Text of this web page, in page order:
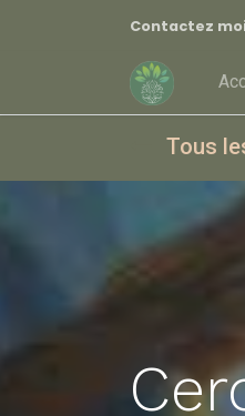
Contactez
Tous